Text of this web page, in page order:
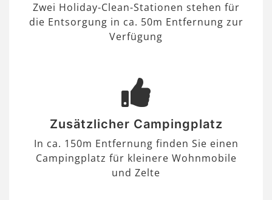
Zwei Holiday-Clean-Stationen stehen für
die Entsorgung in ca. 50m Entfernung zur
Verfügung
Zusätzlicher Campingplatz
In ca. 150m Entfernung finden Sie einen
Campingplatz für kleinere Wohnmobile
und Zelte